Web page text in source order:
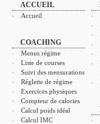
ACCUEIL
Accueil
COACHING
Menus régime
Liste de courses
Suivi des mensurations
Réglette de régime
Exercices physiques
Compteur de calories
Calcul poids idéal
Calcul IMC